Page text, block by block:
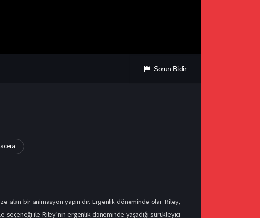
Sorun Bildir
alan bir animasyon yapımdır. Ergenlik döneminde olan Riley,
ile Riley’nin ergenlik döneminde yaşadığı sürükleyici